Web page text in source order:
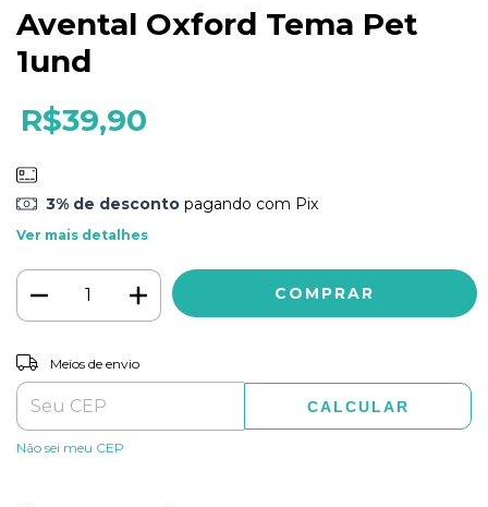
Avental Oxford Tema Pet
1und
R$39,90
3% de descontopagando com Pix
Ver mais detalhes
Entregas para o CEP:
Meios de envio
CALCULAR
Não sei meu CEP